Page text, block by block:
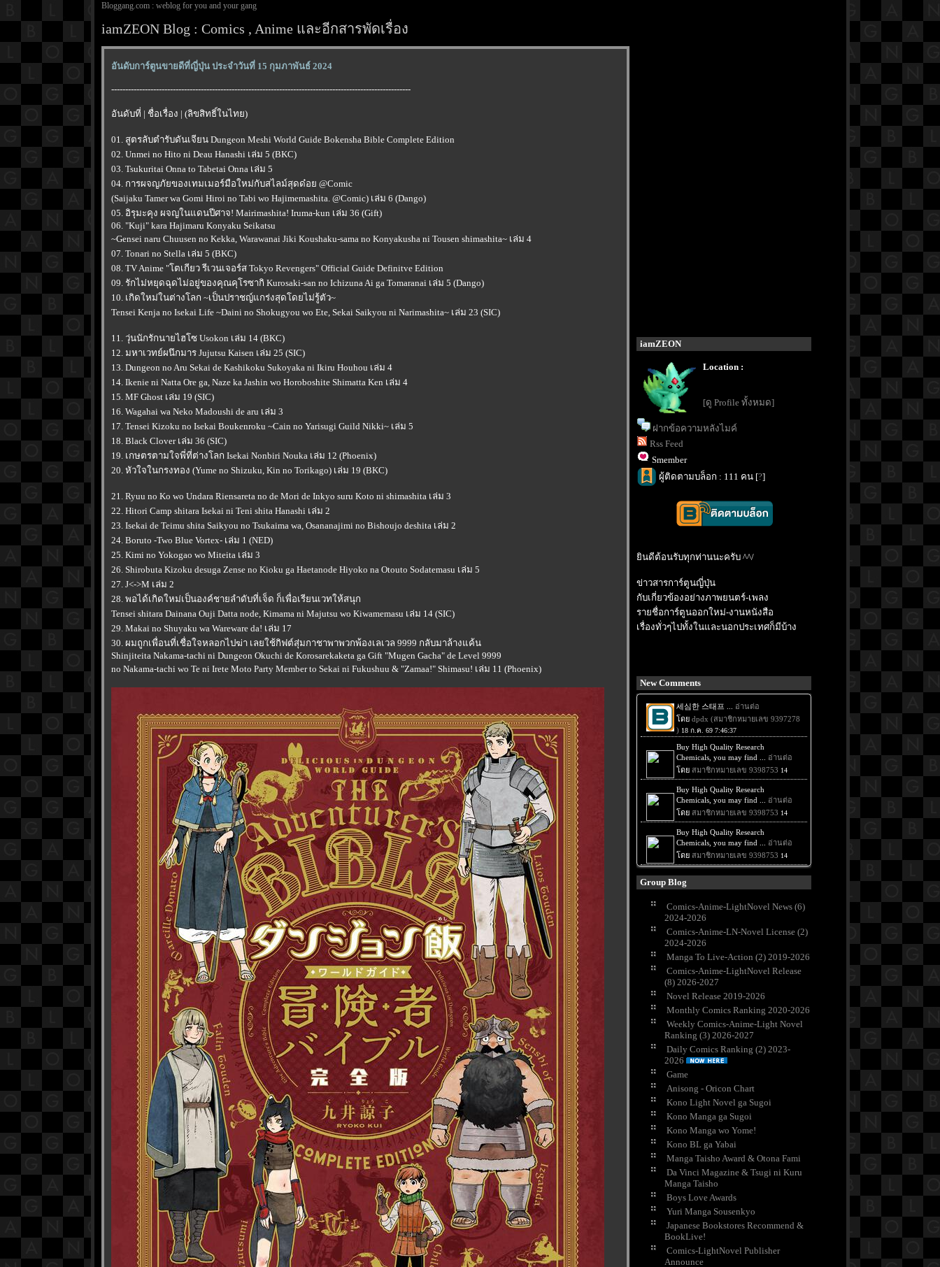
Bloggang.com : weblog for you and your gang
iamZEON Blog : Comics , Anime และอีกสารพัดเรื่อง
อันดับการ์ตูนขายดีที่ญี่ปุ่น ประจำวันที่ 15 กุมภาพันธ์ 2024
-----------------------------------------------------------------------------------------------------------
อันดับที่ | ชื่อเรื่อง | (ลิขสิทธิ์ในไทย)
01. สูตรลับตำรับดันเจียน Dungeon Meshi World Guide Bokensha Bible Complete Edition
02. Unmei no Hito ni Deau Hanashi เล่ม 5 (BKC)
03. Tsukuritai Onna to Tabetai Onna เล่ม 5
04. การผจญภัยของเทมเมอร์มือใหม่กับสไลม์สุดด๋อย @Comic
(Saijaku Tamer wa Gomi Hiroi no Tabi wo Hajimemashita. @Comic) เล่ม 6 (Dango)
05. อิรุมะคุง ผจญในแดนปีศาจ! Mairimashita! Iruma-kun เล่ม 36 (Gift)
06. "Kuji" kara Hajimaru Konyaku Seikatsu
~Gensei naru Chuusen no Kekka, Warawanai Jiki Koushaku-sama no Konyakusha ni Tousen shimashita~ เล่ม 4
07. Tonari no Stella เล่ม 5 (BKC)
08. TV Anime "โตเกียว รีเวนเจอร์ส Tokyo Revengers" Official Guide Definitve Edition
09. รักไม่หยุดฉุดไม่อยู่ของคุณคุโรซากิ Kurosaki-san no Ichizuna Ai ga Tomaranai เล่ม 5 (Dango)
10. เกิดใหม่ในต่างโลก ~เป็นปราชญ์แกร่งสุดโดยไม่รู้ตัว~
Tensei Kenja no Isekai Life ~Daini no Shokugyou wo Ete, Sekai Saikyou ni Narimashita~ เล่ม 23 (SIC)
11. วุ่นนักรักนายไฮโซ Usokon เล่ม 14 (BKC)
12. มหาเวทย์ผนึกมาร Jujutsu Kaisen เล่ม 25 (SIC)
13. Dungeon no Aru Sekai de Kashikoku Sukoyaka ni Ikiru Houhou เล่ม 4
14. Ikenie ni Natta Ore ga, Naze ka Jashin wo Horoboshite Shimatta Ken เล่ม 4
15. MF Ghost เล่ม 19 (SIC)
16. Wagahai wa Neko Madoushi de aru เล่ม 3
17. Tensei Kizoku no Isekai Boukenroku ~Cain no Yarisugi Guild Nikki~ เล่ม 5
18. Black Clover เล่ม 36 (SIC)
19. เกษตรตามใจพี่ที่ต่างโลก Isekai Nonbiri Nouka เล่ม 12 (Phoenix)
20. หัวใจในกรงทอง (Yume no Shizuku, Kin no Torikago) เล่ม 19 (BKC)
21. Ryuu no Ko wo Undara Riensareta no de Mori de Inkyo suru Koto ni shimashita เล่ม 3
22. Hitori Camp shitara Isekai ni Teni shita Hanashi เล่ม 2
23. Isekai de Teimu shita Saikyou no Tsukaima wa, Osananajimi no Bishoujo deshita เล่ม 2
24. Boruto -Two Blue Vortex- เล่ม 1 (NED)
25. Kimi no Yokogao wo Miteita เล่ม 3
26. Shirobuta Kizoku desuga Zense no Kioku ga Haetanode Hiyoko na Otouto Sodatemasu เล่ม 5
27. J<->M เล่ม 2
28. พอได้เกิดใหม่เป็นองค์ชายลำดับที่เจ็ด ก็เพื่อเรียนเวทให้สนุก
Tensei shitara Dainana Ouji Datta node, Kimama ni Majutsu wo Kiwamemasu เล่ม 14 (SIC)
29. Makai no Shuyaku wa Wareware da! เล่ม 17
30. ผมถูกเพื่อนที่เชื่อใจหลอกไปฆ่า เลยใช้กิฟต์สุ่มกาชาพาพวกพ้องเลเวล 9999 กลับมาล้างแค้น
Shinjiteita Nakama-tachi ni Dungeon Okuchi de Korosarekaketa ga Gift "Mugen Gacha" de Level 9999
no Nakama-tachi wo Te ni Irete Moto Party Member to Sekai ni Fukushuu & "Zamaa!" Shimasu! เล่ม 11 (Phoenix)
iamZEON
Location :
[ดู Profile ทั้งหมด]
ฝากข้อความหลังไมค์
Rss Feed
Smember
ผู้ติดตามบล็อก : 111 คน [?]
ินดีต้อนรับทุกท่านนะครับ ^^/
ข่าวสารการ์ตูนญี่ปุ่น
กับเกี่ยวข้องอย่างภาพยนตร์-เพลง
รายชื่อการ์ตูนออกใหม่-งานหนังสือ
เรื่องทั่วๆไปทั้งในและนอกประเทศก็มีบ้าง
New Comments
Group Blog
Comics-Anime-LightNovel News (6)
2024-2026
Comics-Anime-LN-Novel License (2)
2024-2026
Manga To Live-Action (2) 2019-2026
Comics-Anime-LightNovel Release
(8) 2026-2027
Novel Release 2019-2026
Monthly Comics Ranking 2020-2026
Weekly Comics-Anime-Light Novel
Ranking (3) 2026-2027
Daily Comics Ranking (2) 2023-
2026
Game
Anisong - Oricon Chart
Kono Light Novel ga Sugoi
Kono Manga ga Sugoi
Kono Manga wo Yome!
Kono BL ga Yabai
Manga Taisho Award & Otona Fami
Da Vinci Magazine & Tsugi ni Kuru
Manga Taisho
Boys Love Awards
Yuri Manga Sousenkyo
Japanese Bookstores Recommend &
BookLive!
Comics-LightNovel Publisher
Announce